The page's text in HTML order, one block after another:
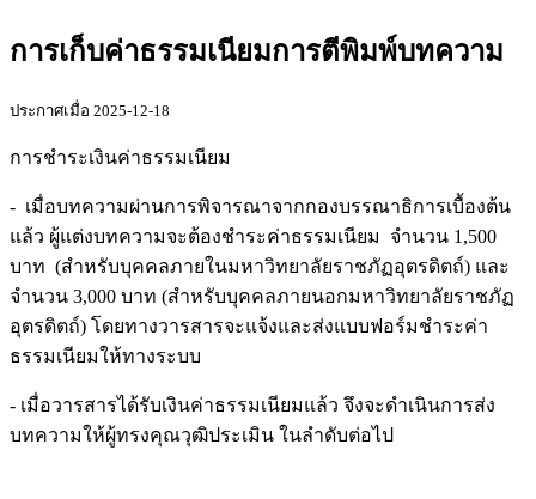
การเก็บค่าธรรมเนียมการตีพิมพ์บทความ
ประกาศเมื่อ 2025-12-18
การชำระเงินค่าธรรมเนียม
- เมื่อบทความผ่านการพิจารณาจากกองบรรณาธิการเบื้องต้น
แล้ว ผู้แต่งบทความจะต้องชำระค่าธรรมเนียม จำนวน 1,500
บาท (สำหรับบุคคลภายในมหาวิทยาลัยราชภัฏอุตรดิตถ์) และ
จำนวน 3,000 บาท (สำหรับบุคคลภายนอกมหาวิทยาลัยราชภัฏ
อุตรดิตถ์) โดยทางวารสารจะแจ้งและส่งแบบฟอร์มชำระค่า
ธรรมเนียมให้ทางระบบ
- เมื่อวารสารได้รับเงินค่าธรรมเนียมแล้ว จึงจะดำเนินการส่ง
บทความให้ผู้ทรงคุณวุฒิประเมิน ในลำดับต่อไป